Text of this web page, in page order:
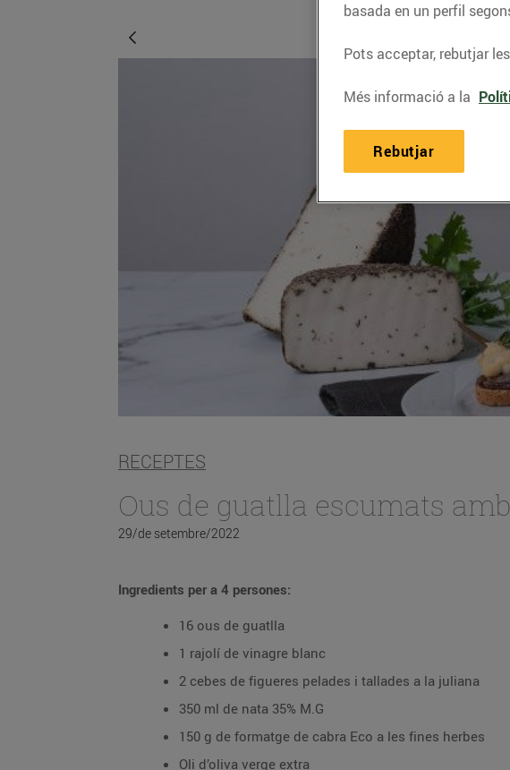
RECEPTES
Ous de guatlla escumats
29/de setembre/2022
Ingredients per a 4 persones:
16 ous de guatlla
1 rajolí de vinagre blanc
2 cebes de figueres pelades i tallades a la juliana
350 ml de nata 35% M.G
150 g de formatge de cabra Eco a les fines herbes
Oli d’oliva verge extra
basada en un perfil
Pots acceptar, rebutjar
Més informació a la
Rebutjar